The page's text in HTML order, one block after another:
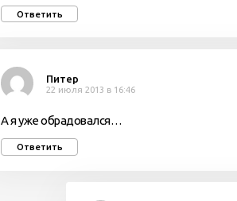
Ответить
Питер
22 июля 2013 в 16:46
А я уже обрадовался…
Ответить